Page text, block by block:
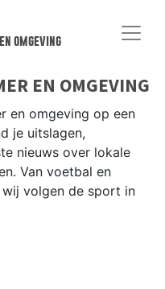
omgeving
EN OMGEVING
en omgeving op een
je uitslagen,
nieuws over lokale
Van voetbal en
volgen de sport in